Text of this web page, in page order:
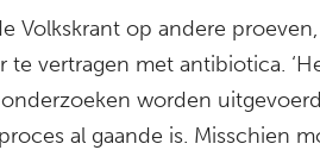
Volkskrant op andere
vertragen met antibiotica.
worden
al gaande is. Misschien